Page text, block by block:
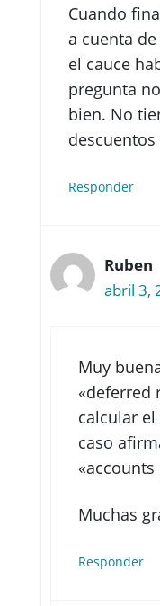
Cuando
a cuenta
el cauce
pregunta
bien. No
Responder
Ruben
abril 3,
Muy
«deferred
calcular el
caso
«accounts
Muchas
Responder